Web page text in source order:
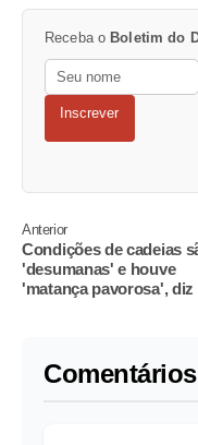
Receba o Boletim do
Inscrever
Anterior
Condições de cadeias
'desumanas' e houve
'matança pavorosa', diz